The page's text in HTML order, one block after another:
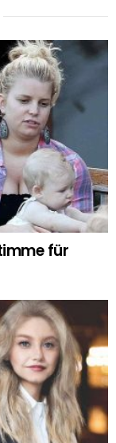
für